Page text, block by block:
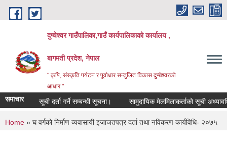
Skip to main content
दुप्चेश्वर गाउँपालिका,गाउँ कार्यपालिकाको कार्यालय ,
बागमती प्रदेश, नेपाल
" कृषि, संस्कृति पर्यटन र पूर्वाधार सन्तुलित विकास दुप्चेश्वरको
आधार "
समाचारसूची दर्ता गर्ने सम्बन्धी सूचना। सामुदायिक मेलमिलाकर्ताको सूची अध्यावधिक
You are here
Home » घ वर्गको निर्माण व्यवासायी इजाजतपत्र दर्ता तथा नविकरण कार्यविधि- २०७५